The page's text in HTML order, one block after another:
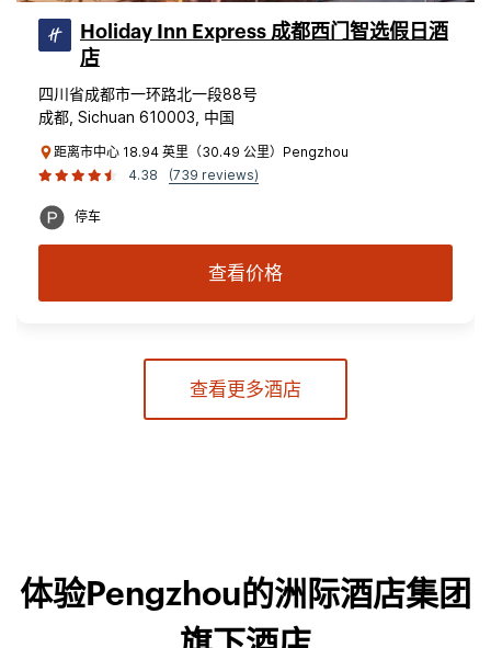
Holiday Inn Express 成都西门智选假日酒
店
四川省成都市一环路北一段88号
成都, Sichuan 610003, 中国
距离市中心 18.94 英里（30.49 公里）Pengzhou
4.38
(739 reviews)
停车
查看价格
查看更多酒店
体验Pengzhou的洲际酒店集团